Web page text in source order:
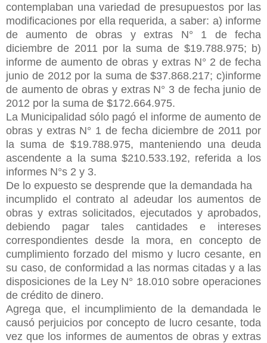
contemplaban una variedad de presupuestos por las
modificaciones por ella requerida, a saber: a) informe
de aumento de obras y extras N° 1 de fecha
diciembre de 2011 por la suma de $19.788.975; b)
informe de aumento de obras y extras N° 2 de fecha
junio de 2012 por la suma de $37.868.217; c)informe
de aumento de obras y extras N° 3 de fecha junio de
2012 por la suma de $172.664.975.
La Municipalidad sólo pagó el informe de aumento de
obras y extras N° 1 de fecha diciembre de 2011 por
la suma de $19.788.975, manteniendo una deuda
ascendente a la suma $210.533.192, referida a los
informes N°s 2 y 3.
De lo expuesto se desprende que la demandada ha
incumplido el contrato al adeudar los aumentos de
obras y extras solicitados, ejecutados y aprobados,
debiendo pagar tales cantidades e intereses
correspondientes desde la mora, en concepto de
cumplimiento forzado del mismo y lucro cesante, en
su caso, de conformidad a las normas citadas y a las
disposiciones de la Ley N° 18.010 sobre operaciones
de crédito de dinero.
Agrega que, el incumplimiento de la demandada le
causó perjuicios por concepto de lucro cesante, toda
vez que los informes de aumentos de obras y extras